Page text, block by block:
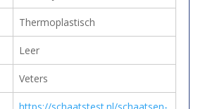
Thermoplastisch
Leer
Veters